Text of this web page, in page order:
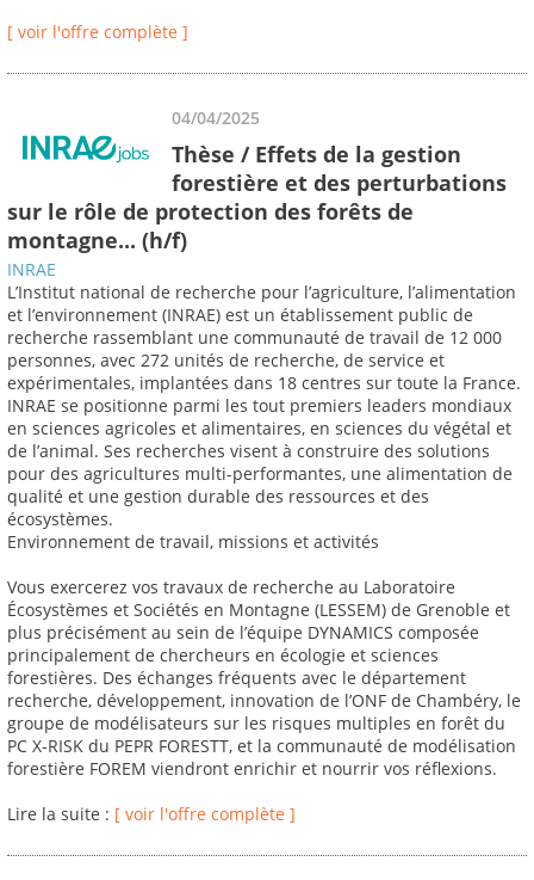
[ voir l'offre complète ]
04/04/2025
Thèse / Effets de la gestion
forestière et des perturbations
sur le rôle de protection des forêts de
montagne... (h/f)
INRAE
L’Institut national de recherche pour l’agriculture, l’alimentation
et l’environnement (INRAE) est un établissement public de
recherche rassemblant une communauté de travail de 12 000
personnes, avec 272 unités de recherche, de service et
expérimentales, implantées dans 18 centres sur toute la France.
INRAE se positionne parmi les tout premiers leaders mondiaux
en sciences agricoles et alimentaires, en sciences du végétal et
de l’animal. Ses recherches visent à construire des solutions
pour des agricultures multi-performantes, une alimentation de
qualité et une gestion durable des ressources et des
écosystèmes.
Environnement de travail, missions et activités
Vous exercerez vos travaux de recherche au Laboratoire
Écosystèmes et Sociétés en Montagne (LESSEM) de Grenoble et
plus précisément au sein de l’équipe DYNAMICS composée
principalement de chercheurs en écologie et sciences
forestières. Des échanges fréquents avec le département
recherche, développement, innovation de l’ONF de Chambéry, le
groupe de modélisateurs sur les risques multiples en forêt du
PC X-RISK du PEPR FORESTT, et la communauté de modélisation
forestière FOREM viendront enrichir et nourrir vos réflexions.
Lire la suite : [ voir l'offre complète ]